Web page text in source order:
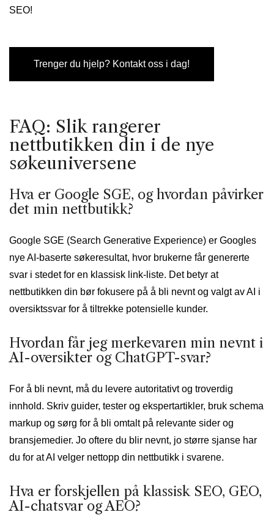
SEO!
Trenger du hjelp? Kontakt oss i dag!
FAQ: Slik rangerer
nettbutikken din i de nye
søkeuniversene
Hva er Google SGE, og hvordan påvirker
det min nettbutikk?
Google SGE (Search Generative Experience) er Googles
nye AI-baserte søkeresultat, hvor brukerne får genererte
svar i stedet for en klassisk link-liste. Det betyr at
nettbutikken din bør fokusere på å bli nevnt og valgt av AI i
oversiktssvar for å tiltrekke potensielle kunder.
Hvordan får jeg merkevaren min nevnt i
AI-oversikter og ChatGPT-svar?
For å bli nevnt, må du levere autoritativt og troverdig
innhold. Skriv guider, tester og ekspertartikler, bruk schema
markup og sørg for å bli omtalt på relevante sider og
bransjemedier. Jo oftere du blir nevnt, jo større sjanse har
du for at AI velger nettopp din nettbutikk i svarene.
Hva er forskjellen på klassisk SEO, GEO,
AI-chatsvar og AEO?